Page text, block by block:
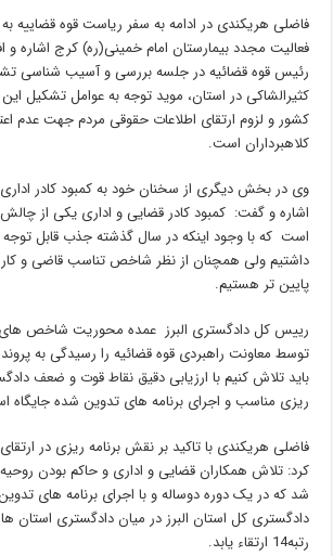
فاضلی هریکندی در ادامه به سفر ریاست قوه قضاییه به
فعالیت مجدد بیمارستان امام خمینی(ره) کرج
رئیس قوه قضائیه در جلسه بررسی و آسیب شناسی
کثیرالشاکی در استان، موید توجه به عوامل تشکیل این
کشور و لزوم ارتقای اطلاعات حقوقی مردم جهت عدم
کلاهبرداران است.
وی در بخش دیگری از سخنان خود به کمبود کادر
اشاره و گفت: کمبود کادر قضایی و اداری یکی از
است که با وجود اینکه در سال گذشته جذب قابل
داشتیم ولی همچنان از نظر شاخص تناسب قاضی و
پایین تر هستیم.
رییس کل دادگستری البرز عمده محوریت شاخص های
توسط معاونت راهبردی قوه قضائیه را رسیدگی به
باید تلاش کنیم با ارزیابی دقیق نقاط قوت و ضعف
ریزی مناسب و اجرای برنامه های تدوین شده جایگاه
فاضلی هریکندی با تاکید بر نقش برنامه ریزی در
کرد: تلاش همکاران قضایی و اداری و حاکم بودن
شد که در یک دوره دوساله و با اجرای برنامه های
رتبه14 ارتقاء یابد.